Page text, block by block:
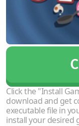
Click the "Install
download and get
executable file in
install your desired